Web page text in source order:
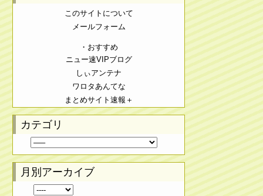
このサイトについて
メールフォーム
・おすすめ
ニュー速VIPブログ
しぃアンテナ
ワロタあんてな
まとめサイト速報＋
カテゴリ
月別アーカイブ